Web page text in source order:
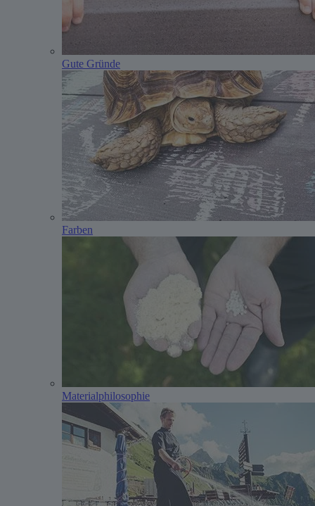
Gute Gründe
Farben
Materialphilosophie